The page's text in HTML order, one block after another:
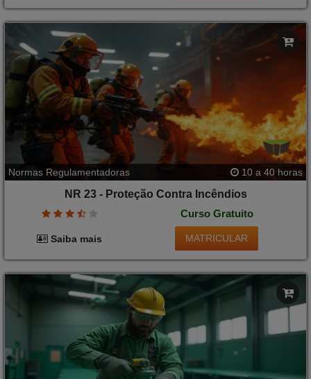
Normas Regulamentadoras 10 a 40 horas
NR 23 - Proteção Contra Incêndios
Curso Gratuito
Saiba mais MATRICULAR